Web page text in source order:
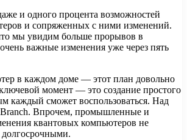
и одного процента возможностей
и сопряженных с ними изменений.
мы увидим больше прорывов в
важные изменения уже через пять
в каждом доме — этот план довольно
момент — это создание простого
каждый сможет воспользоваться. Над
Впрочем, промышленные и
квантовых компьютеров не